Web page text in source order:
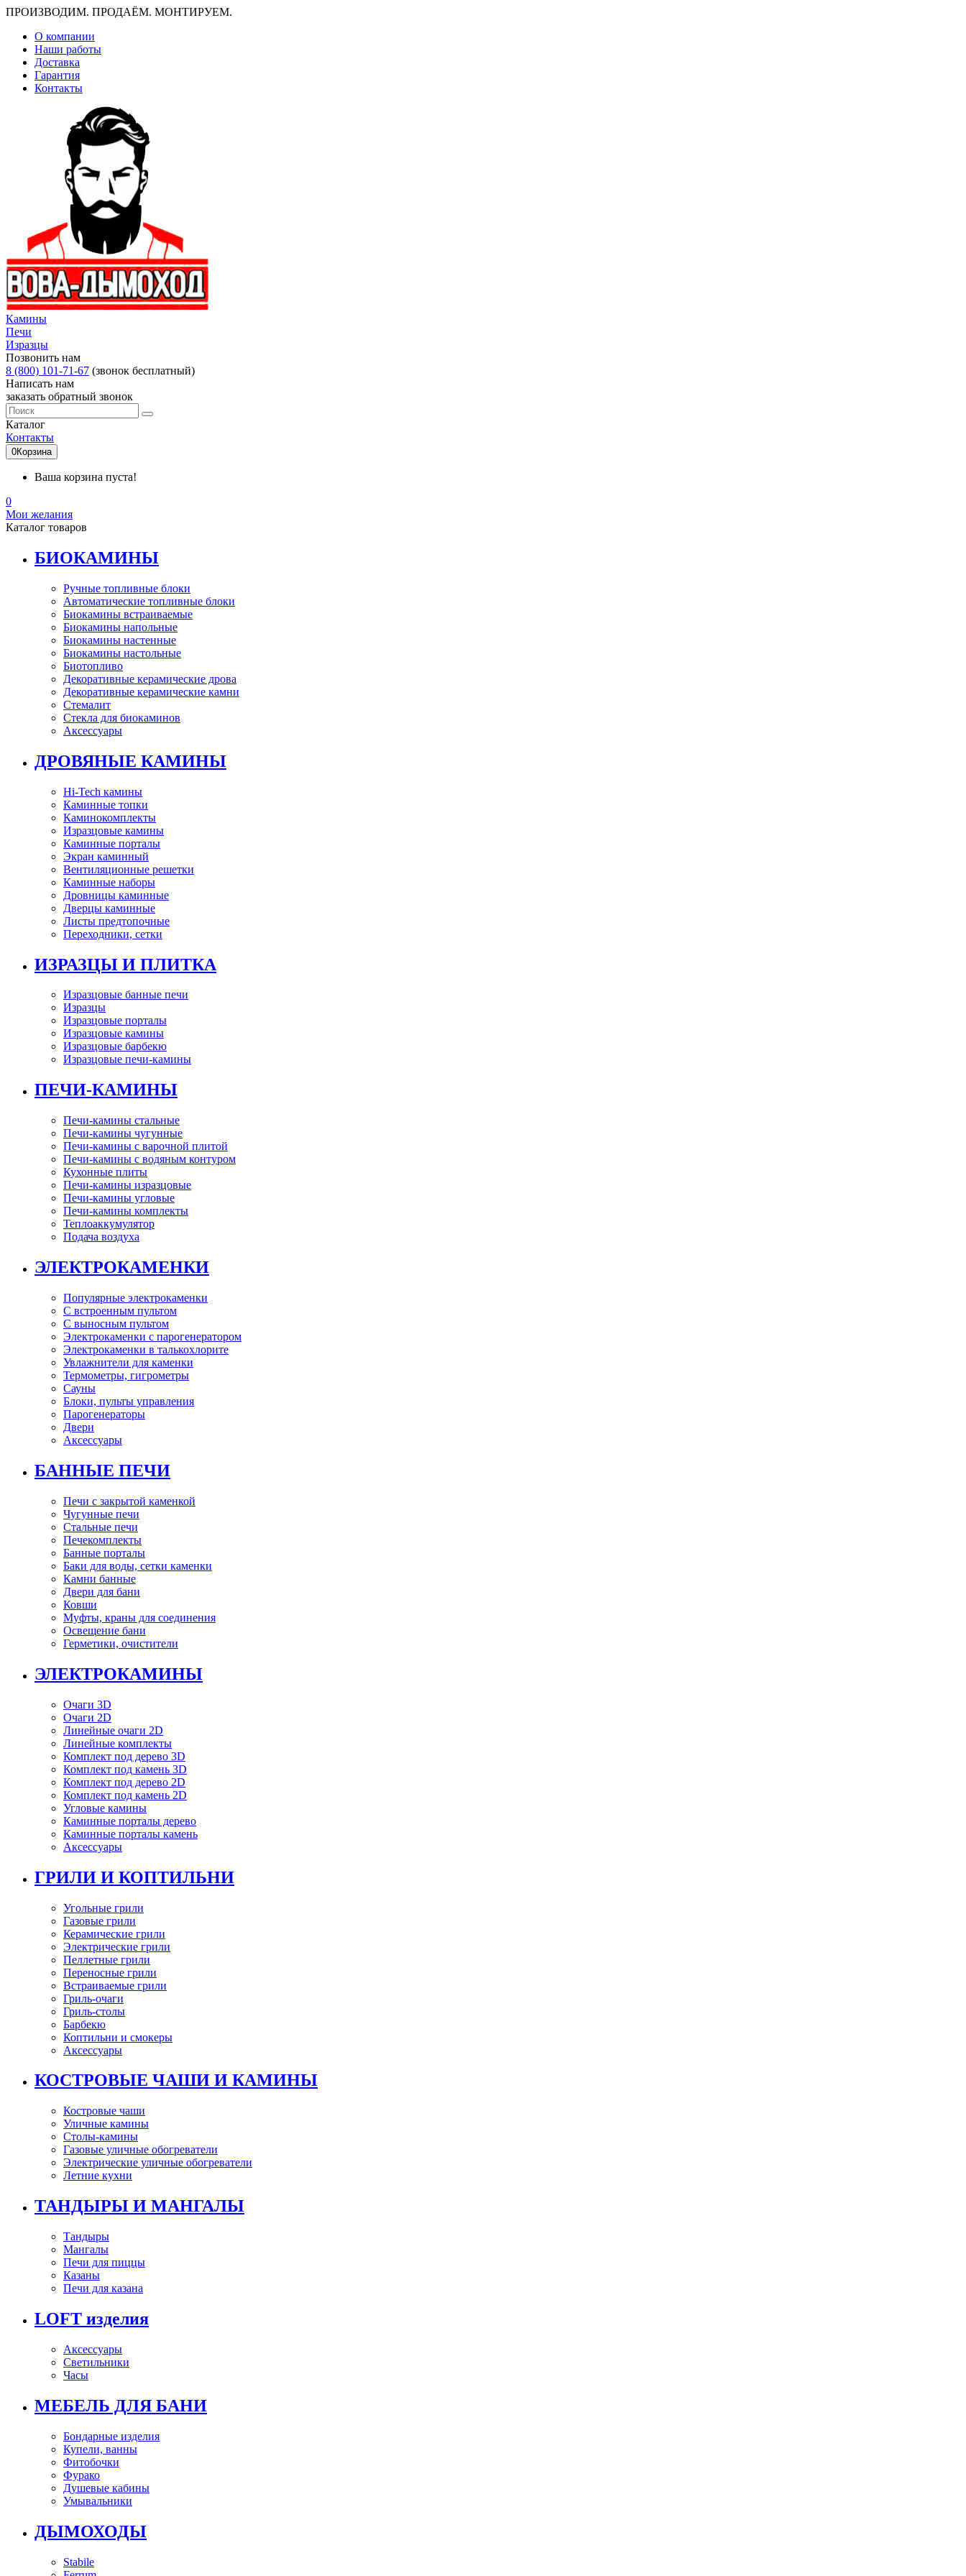
ПРОИЗВОДИМ. ПРОДАЁМ. МОНТИРУЕМ.
О компании
Наши работы
Доставка
Гарантия
Контакты
Камины
Печи
Изразцы
Позвонить нам
8 (800) 101-71-67 (звонок бесплатный)
Написать нам
заказать обратный звонок
Каталог
Контакты
0Корзина
Ваша корзина пуста!
0
Мои желания
Каталог товаров
БИОКАМИНЫ
Ручные топливные блоки
Автоматические топливные блоки
Биокамины встраиваемые
Биокамины напольные
Биокамины настенные
Биокамины настольные
Биотопливо
Декоративные керамические дрова
Декоративные керамические камни
Стемалит
Стекла для биокаминов
Аксессуары
ДРОВЯНЫЕ КАМИНЫ
Hi-Tech камины
Каминные топки
Каминокомплекты
Изразцовые камины
Каминные порталы
Экран каминный
Вентиляционные решетки
Каминные наборы
Дровницы каминные
Дверцы каминные
Листы предтопочные
Переходники, сетки
ИЗРАЗЦЫ И ПЛИТКА
Изразцовые банные печи
Изразцы
Изразцовые порталы
Изразцовые камины
Изразцовые барбекю
Изразцовые печи-камины
ПЕЧИ-КАМИНЫ
Печи-камины стальные
Печи-камины чугунные
Печи-камины с варочной плитой
Печи-камины с водяным контуром
Кухонные плиты
Печи-камины изразцовые
Печи-камины угловые
Печи-камины комплекты
Теплоаккумулятор
Подача воздуха
ЭЛЕКТРОКАМЕНКИ
Популярные электрокаменки
С встроенным пультом
С выносным пультом
Электрокаменки с парогенератором
Электрокаменки в талькохлорите
Увлажнители для каменки
Термометры, гигрометры
Сауны
Блоки, пульты управления
Парогенераторы
Двери
Аксессуары
БАННЫЕ ПЕЧИ
Печи с закрытой каменкой
Чугунные печи
Стальные печи
Печекомплекты
Банные порталы
Баки для воды, сетки каменки
Камни банные
Двери для бани
Ковши
Муфты, краны для соединения
Освещение бани
Герметики, очистители
ЭЛЕКТРОКАМИНЫ
Очаги 3D
Очаги 2D
Линейные очаги 2D
Линейные комплекты
Комплект под дерево 3D
Комплект под камень 3D
Комплект под дерево 2D
Комплект под камень 2D
Угловые камины
Каминные порталы дерево
Каминные порталы камень
Аксессуары
ГРИЛИ И КОПТИЛЬНИ
Угольные грили
Газовые грили
Керамические грили
Электрические грили
Пеллетные грили
Переносные грили
Встраиваемые грили
Гриль-очаги
Гриль-столы
Барбекю
Коптильни и смокеры
Аксессуары
КОСТРОВЫЕ ЧАШИ И КАМИНЫ
Костровые чаши
Уличные камины
Столы-камины
Газовые уличные обогреватели
Электрические уличные обогреватели
Летние кухни
ТАНДЫРЫ И МАНГАЛЫ
Тандыры
Мангалы
Печи для пиццы
Казаны
Печи для казана
LOFT изделия
Аксессуары
Светильники
Часы
МЕБЕЛЬ ДЛЯ БАНИ
Бондарные изделия
Купели, ванны
Фитобочки
Фурако
Душевые кабины
Умывальники
ДЫМОХОДЫ
Stabile